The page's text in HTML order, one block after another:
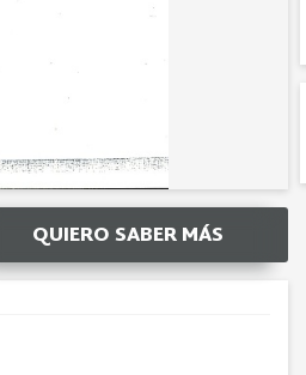
QUIERO SABER MÁS